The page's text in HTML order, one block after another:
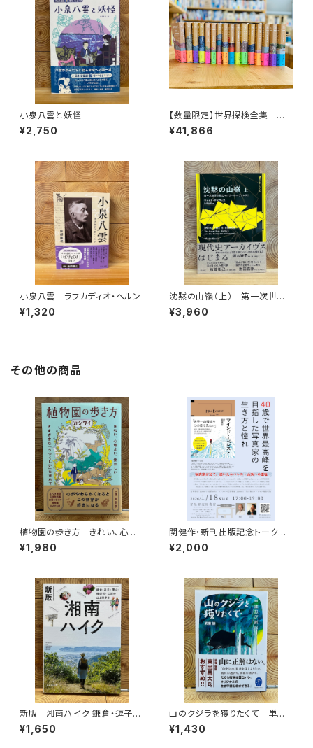
小泉八雲と妖怪
¥2,750
【数量限定】世界探検全集 全1
6巻＋全巻購入特典「第17巻（非
売品）」【当店限定】
¥41,866
小泉八雲 ラフカディオ・ヘルン
¥1,320
沈黙の山嶺（上） 第一次世界
大戦とマロリーのエヴェレスト
¥3,960
その他の商品
植物園の歩き方 きれい、心地
よい、愛おしい さまざまな「うつ
くしい」を求めて
¥1,980
関健作・新刊出版記念トークイ
ベント録画視聴権
¥2,000
新版 湘南ハイク 鎌倉・逗子・
葉山・横須賀・三浦の山と海歩き
¥1,650
山のクジラを獲りたくて 単独
忍び猟記（文庫版）
¥1,430